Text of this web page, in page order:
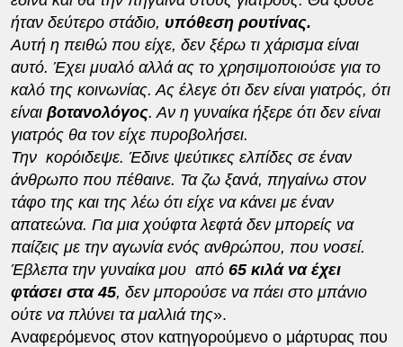
ήταν δεύτερο στάδιο, υπόθεση ρουτίνας.
Αυτή η πειθώ που είχε, δεν ξέρω τι χάρισμα είναι
αυτό. Έχει μυαλό αλλά ας το χρησιμοποιούσε για το
καλό της κοινωνίας. Ας έλεγε ότι δεν είναι γιατρός, ότι
είναιβοτανολόγος. Αν η γυναίκα ήξερε ότι δεν είναι
γιατρός θα τον είχε πυροβολήσει.
Την κορόιδεψε. Έδινε ψεύτικες ελπίδες σε έναν
άνθρωπο που πέθαινε. Τα ζω ξανά, πηγαίνω στον
τάφο της και της λέω ότι είχε να κάνει με έναν
απατεώνα. Για μια χούφτα λεφτά δεν μπορείς να
παίζεις με την αγωνία ενός ανθρώπου, που νοσεί.
Έβλεπα την γυναίκα μου από 65 κιλά να έχει
φτάσει στα 45, δεν μπορούσε να πάει στο μπάνιο
ούτε να πλύνει τα μαλλιά της».
Αναφερόμενος στον κατηγορούμενο ο μάρτυρας που